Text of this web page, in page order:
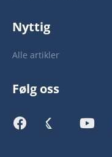
Nyttig
Alle artikler
Følg oss